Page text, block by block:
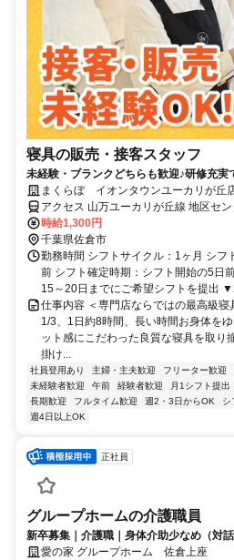
寝具の販売・接客スタッフ
未経験・ブランクどちらも歓迎♪研修充
メイド枕プレゼント☆
まくらぼ イオンタウンユーカリが丘
アクセス 山万ユーカリが丘線 地区セ
が丘線 公園徒歩約10分、山万ユーカリ
11分
時給1,300円
千葉県佐倉市
勤務時間 シフトサイクル：1ヶ月 シフ
前 シフト確定時期：シフト開始の5日
15～20日までにご希望シフトを提出
仕事内容 ＜専門店ならではの最高級
1/3、1日約8時間、長い時間お身体を
ット感にこだわった良質な寝具を取り
掛け...
社員登用あり 主婦・主夫歓迎 フリーター歓迎
未経験者歓迎
午前 経験者歓迎 月1シフト提出
長期歓迎
フルタイム歓迎 週2・3日からOK シ
週4日以上OK
正社員
グループホームの介護職員
新卒募集｜介護職｜身体介助少なめ（対
福利厚生充実◎
愛の家 グループホーム 佐倉上座